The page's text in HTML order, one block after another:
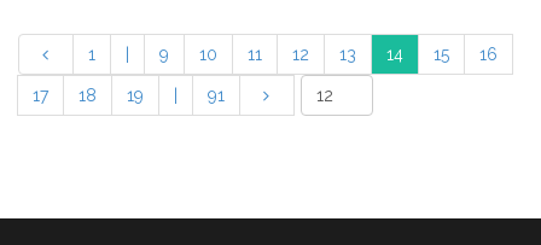
1 9 10 11 12 13 14 15 16
17 18 19 91